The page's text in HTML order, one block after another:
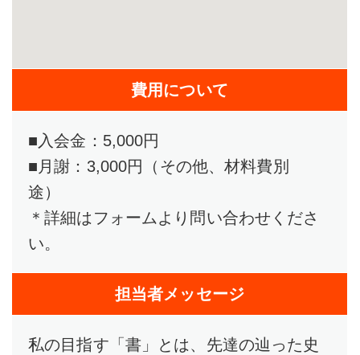
費用について
■入会金：5,000円
■月謝：3,000円（その他、材料費別
途）
＊詳細はフォームより問い合わせくださ
い。
担当者メッセージ
私の目指す「書」とは、先達の辿った史